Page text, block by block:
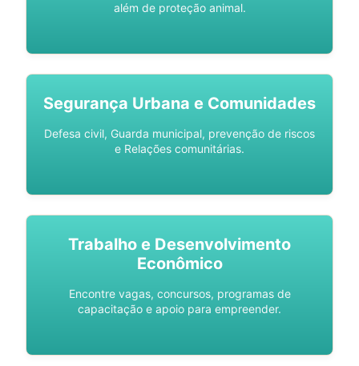
além de proteção animal.
Segurança Urbana e Comunidades
Defesa civil, Guarda municipal, prevenção de riscos
e Relações comunitárias.
Trabalho e Desenvolvimento
Econômico
Encontre vagas, concursos, programas de
capacitação e apoio para empreender.